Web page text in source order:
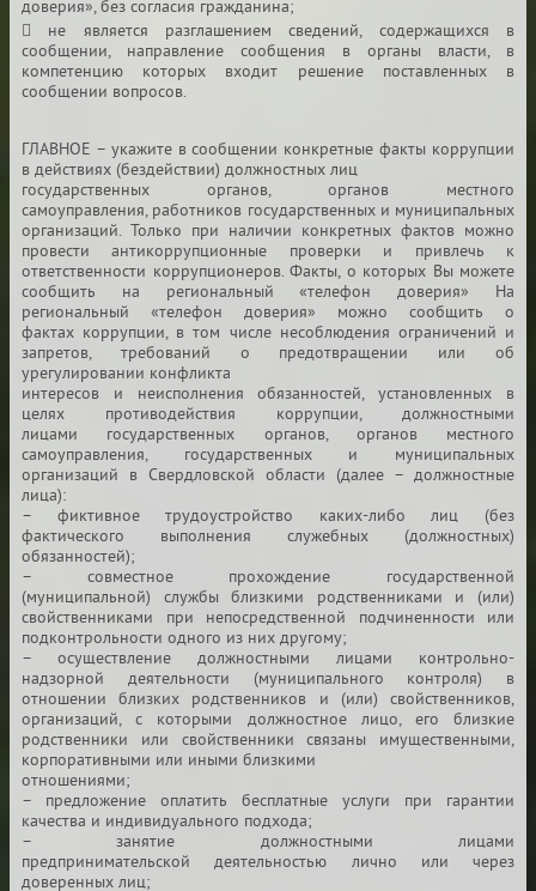
доверия»,без согласия гражданина;
 не является разглашением сведений, содержащихся в
сообщении, направление сообщения в органы власти, в
компетенцию которых входит решение поставленных в
сообщении вопросов.
ГЛАВНОЕ – укажите в сообщении конкретные факты коррупции
в действиях (бездействии) должностных лиц
государственных органов, органов местного
самоуправления, работников государственных и муниципальных
организаций. Только при наличии конкретных фактов можно
провестиантикоррупционные проверки и привлечь к
ответственности коррупционеров. Факты, о которых Вы можете
сообщить на региональный «телефон доверия» На
региональный «телефон доверия» можно сообщить о
фактах коррупции, в том числе несоблюдения ограничений и
запретов, требований о предотвращении или об
урегулировании конфликта
интересов и неисполнения обязанностей, установленных в
целях противодействия коррупции, должностными
лицами государственных органов, органов местного
самоуправления, государственных и муниципальных
организаций в Свердловской области (далее – должностные
лица):
– фиктивное трудоустройство каких-либо лиц (без
фактического выполнения служебных (должностных)
обязанностей);
– совместное прохождение государственной
(муниципальной) службы близкими родственниками и (или)
свойственниками при непосредственной подчиненности или
подконтрольности одного из них другому;
– осуществление должностными лицами контрольно-
надзорной деятельности (муниципального контроля) в
отношении близких родственников и (или) свойственников,
организаций, с которыми должностное лицо, его близкие
родственники или свойственникисвязаны имущественными,
корпоративными или иными близкими
отношениями;
– предложение оплатить бесплатные услуги при гарантии
качества и индивидуального подхода;
– занятие должностными лицами
предпринимательскойдеятельностью лично или через
доверенных лиц;